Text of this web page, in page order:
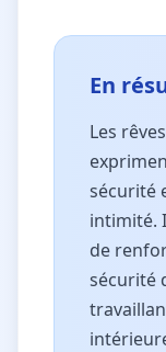
En
Les
sécurité
intimité.
de
sécurité